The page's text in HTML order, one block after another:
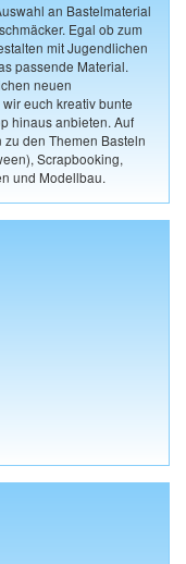
an Bastelmaterial
Egal ob zum
mit Jugendlichen
passende Material.
neuen
euch kreativ bunte
hinaus anbieten. Auf
den Themen Basteln
Scrapbooking,
und Modellbau.